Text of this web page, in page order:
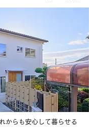
建て
からも安心して暮らせる